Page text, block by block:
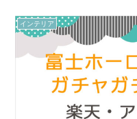
インテリア